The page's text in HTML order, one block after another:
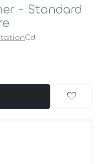
- Standard
Cd
favorite